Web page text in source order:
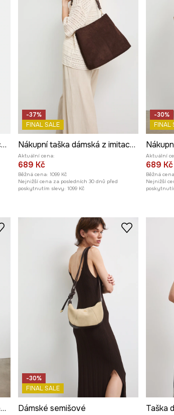
nákupní taška dámská z imitace semiše
-37%
FINAL SALE
Nákupní taška dámská z imitace semiše
Aktuální cena:
689 Kč
Běžná cena: 1099 Kč
Nejnižší cena za posledních 30 dnů před
poskytnutím slevy: 1099 Kč
-30%
FINAL
Aktuální
689 Kč
Běžná
Nejnižší
Ledvinka dámská z imitace semiše
-30%
FINAL SALE
Dámské semišové
Taška